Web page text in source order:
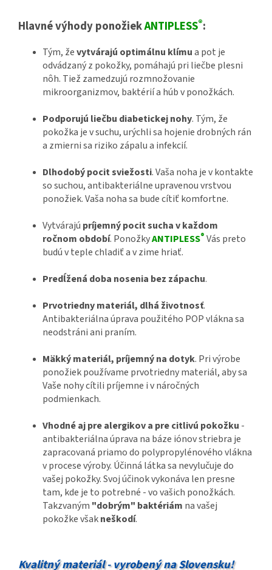
Hlavné výhody ponožiekANTIPLESS®:
Tým, ževytvárajú optimálnu klímua pot je
odvádzaný z pokožky, pomáhajú pri liečbe plesni
nôh. Tiež zamedzujú rozmnožovanie
mikroorganizmov, baktérií a húb v ponožkách.
Podporujú liečbu diabetickej nohy. Tým, že
pokožka je v suchu, urýchli sa hojenie drobných rán
a zmierni sa riziko zápalu a infekcií.
Dlhodobý pocit sviežosti. Vaša noha je v kontakte
so suchou, antibakteriálne upravenou vrstvou
ponožiek. Vaša noha sa bude cítiť komfortne.
Vytvárajú príjemný pocit sucha v každom
ročnom období. PonožkyANTIPLESS® Vás preto
budú v teple chladiť a v zime hriať.
Predĺžená doba nosenia bez zápachu.
Prvotriedny materiál, dlhá životnosť.
Antibakteriálna úprava použitého POP vlákna sa
neodstráni ani praním.
Mäkký materiál, príjemný na dotyk. Pri výrobe
ponožiek používame prvotriedny materiál, aby sa
Vaše nohy cítili príjemne i v náročných
podmienkach.
Vhodné aj pre alergikov a pre citlivú pokožku -
antibakteriálna úprava na báze iónov striebra je
zapracovaná priamo do polypropylénového vlákna
v procese výroby. Účinná látka sa nevylučuje do
vašej pokožky. Svoj účinok vykonáva len presne
tam, kde je to potrebné - vo vašich ponožkách.
Takzvaným "dobrým" baktériám na vašej
pokožke všakneškodí.
Kvalitný materiál - vyrobený na Slovensku!